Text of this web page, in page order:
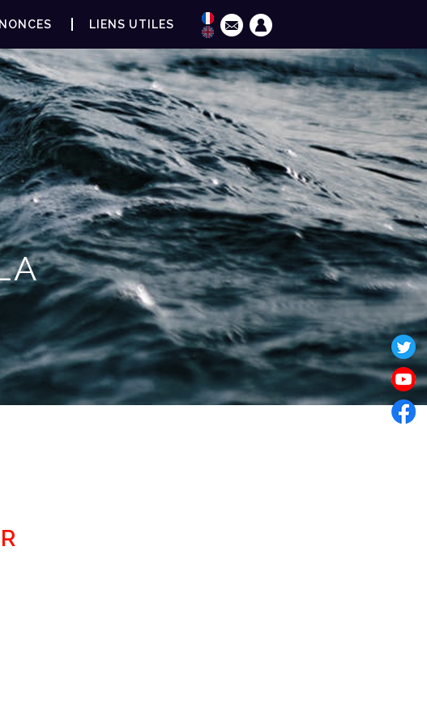
LIENS UTILES